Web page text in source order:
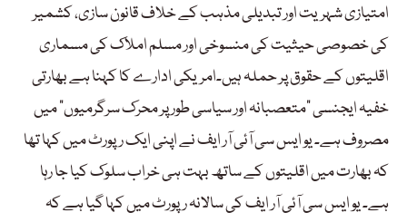
امتیازی شہریت اور تبدیلی مذہب کے خلاف قانون سازی، کشمیر
کی خصوصی حیثیت کی منسوخی اور مسلم املاک کی مسماری
اقلیتوں کے حقوق پر حملہ ہیں۔امریکی ادارے کا کہنا ہے بھارتی
خفیہ ایجنسی “متعصبانہ اور سیاسی طور پر محرک سرگرمیوں” میں
مصروف ہے۔ یو ایس سی آئی آر ایف نے اپنی ایک رپورٹ میں کہا تھا
کہ بھارت میں اقلیتوں کے ساتھ بہت ہی خراب سلوک کیا جا رہا
ہے۔ یو ایس سی آئی آر ایف کی سالانہ رپورٹ میں کہا گیا ہے کہ